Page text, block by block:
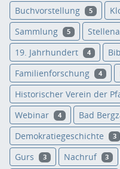
Buchvorstellung 5
Sammlung 5
19. Jahrhundert 4
Familienforschung 4
Historischer Verein der
Webinar 4 Bad
Demokratiegeschichte 3
Gurs 3 Nachruf 3